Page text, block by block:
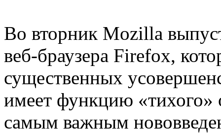
Во вторник Mozilla
веб-браузера Firefox,
существенных
имеет функцию «тихого»
самым важным